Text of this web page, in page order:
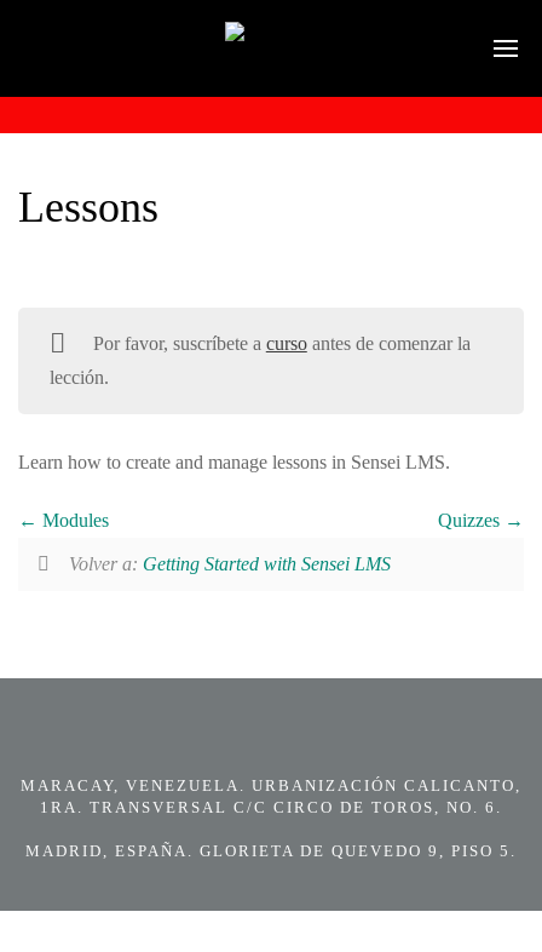
Lessons
Por favor, suscríbete a cursoantes de comenzar la
lección.
Learn how to create and manage lessons in Sensei LMS.
Modules Quizzes
Volver a: Getting Started with Sensei LMS
MARACAY, VENEZUELA. URBANIZACIÓN CALICANTO,
1RA. TRANSVERSAL C/C CIRCO DE TOROS, NO. 6.
MADRID, ESPAÑA. GLORIETA DE QUEVEDO 9, PISO 5.